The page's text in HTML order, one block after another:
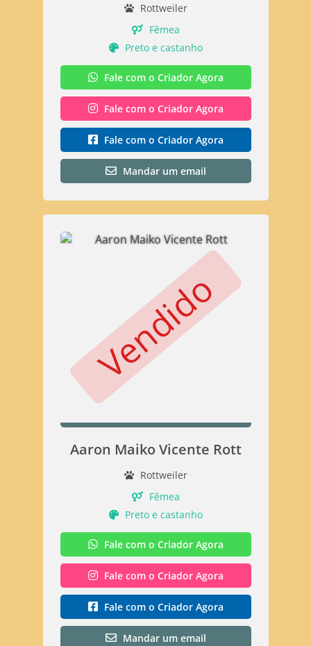
Rottweiler
Fêmea
Preto e castanho
Fale com o Criador Agora
Fale com o Criador Agora
Fale com o Criador Agora
Mandar um email
Vendido
Aaron Maiko Vicente Rott
Rottweiler
Fêmea
Preto e castanho
Fale com o Criador Agora
Fale com o Criador Agora
Fale com o Criador Agora
Mandar um email